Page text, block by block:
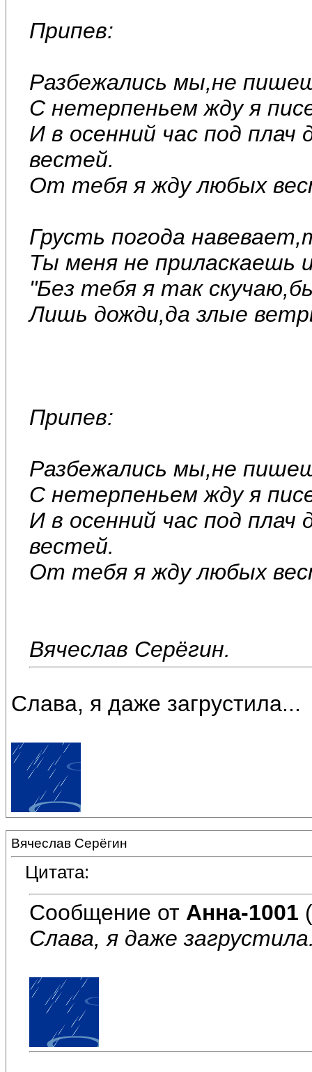
Припев:
Разбежались мы,не
С нетерпеньем жду я
И в осенний час под
вестей.
От тебя я жду любых
Грусть погода
Ты меня не приласкаешь
"Без тебя я так
Лишь дожди,да злые
Припев:
Разбежались мы,не
С нетерпеньем жду я
И в осенний час под
вестей.
От тебя я жду любых
Вячеслав Серёгин.
Слава, я даже загрустила...
Вячеслав Серёгин
Цитата:
Сообщение от Анна-1001
Слава, я даже